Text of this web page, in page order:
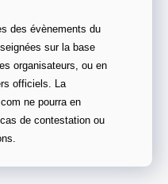
des évènements du
sur la base
organisateurs, ou en
officiels. La
ne pourra en
de contestation ou